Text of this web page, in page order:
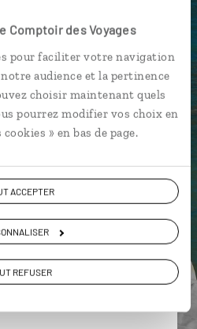
Comptoir des Voyages
pour faciliter votre navigation
audience et la pertinence
choisir maintenant quels
pourrez modifier vos choix en
» en bas de page.
ACCEPTER
REFUSER
la Maddalena
Italie
conseils à nos
votre itinéraire au plus
de la réalité du pays.
face ou depuis nos studios